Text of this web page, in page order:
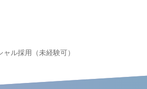
ャル採用（未経験可）